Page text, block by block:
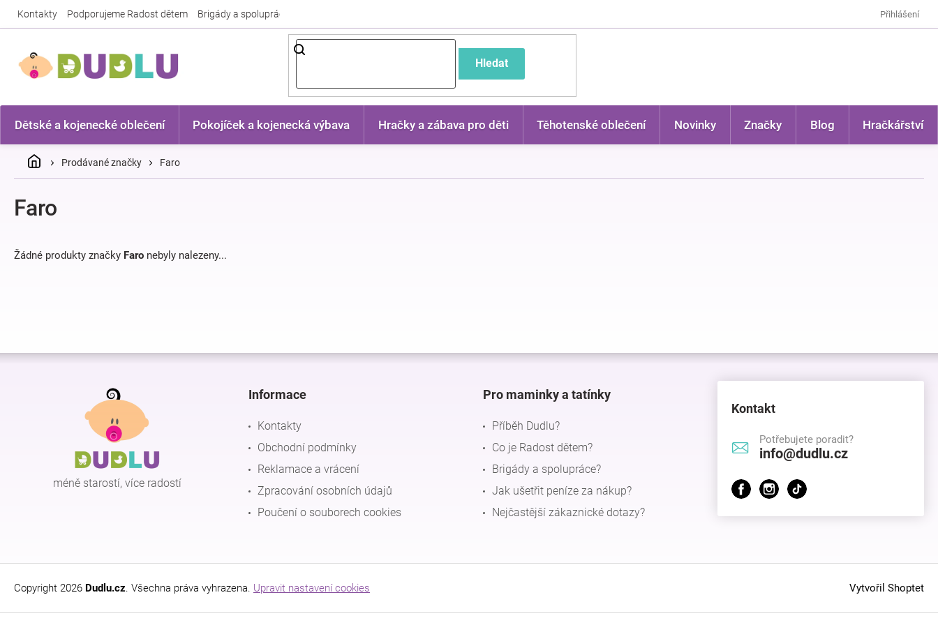
Kontakty Podporujeme Radost dětem Brigády a spolupráce Přihlášení
Hledat
Dětské a kojenecké oblečení Pokojíček a kojenecká výbava Hračky a zábava pro děti Těhotenské oblečení Novinky Značky Blog Hračkářství
DomůProdávané značky Faro
Faro
Žádné produkty značky Faro nebyly nalezeny...
Z
méně starostí, více radostí
Informace
Kontakty
Obchodní podmínky
Reklamace a vrácení
Zpracování osobních údajů
Poučení o souborech cookies
Pro maminky a tatínky
Příběh Dudlu?
Co je Radost dětem?
Brigády a spolupráce?
Jak ušetřit peníze za nákup?
Nejčastější zákaznické dotazy?
Kontakt
Potřebujete poradit?
info@dudlu.cz
Vytvořil Shoptet
Copyright 2026 Dudlu.cz. Všechna práva vyhrazena. Upravit nastavení cookies